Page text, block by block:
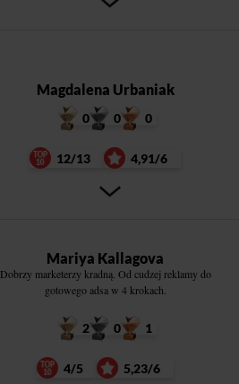
Magdalena Urbaniak
0 0 0
12/13 4,91/6
Mariya Kallagova
Dobrzy marketerzy kradną. Od cudzej reklamy do
gotowego adsa w 4 krokach.
2 0 1
4/5 5,23/6